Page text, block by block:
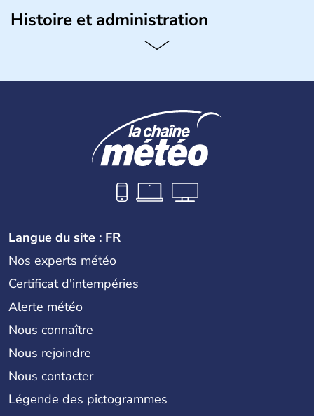
Histoire et administration
La Norvège est gouvernée par une monarchie
n'a pas encore adhéré à l'euro.
Langue du site : FR
Nos experts météo
Certificat d'intempéries
Alerte météo
Nous connaître
Nous rejoindre
Nous contacter
Légende des pictogrammes